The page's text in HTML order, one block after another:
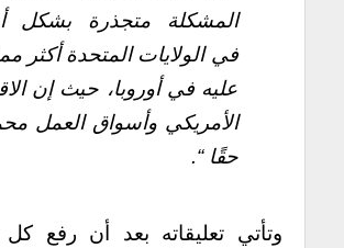
المشكلة متجذرة بشكل
في الولايات المتحدة أكثر
عليه في أوروبا، حيث إن
الأمريكي وأسواق العمل
حقًا “.
وتأتي تعليقاته بعد أن رفع